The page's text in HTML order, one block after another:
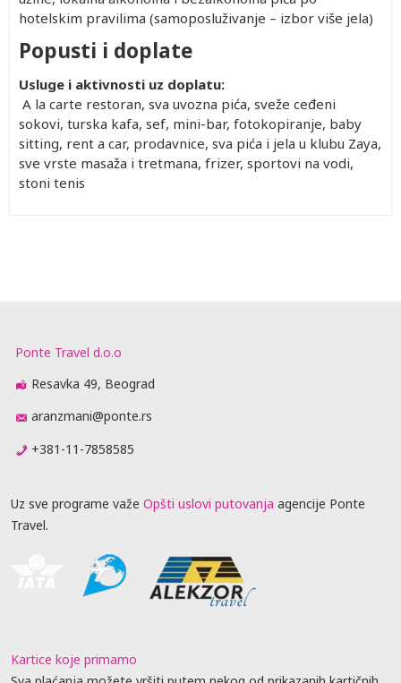
hotelskim pravilima (samoposluživanje – izbor više jela)
Popusti i doplate
Usluge i aktivnosti uz doplatu:
A la carte restoran, sva uvozna pića, sveže ceđeni
sokovi, turska kafa, sef, mini-bar, fotokopiranje, baby
sitting, rent a car, prodavnice, sva pića i jela u klubu Zaya,
sve vrste masaža i tretmana, frizer, sportovi na vodi,
stoni tenis
Ponte Travel d.o.o
Resavka 49, Beograd
aranzmani@ponte.rs
+381-11-7858585
Uz sve programe važe Opšti uslovi putovanja agencije Ponte
Travel.
Kartice koje primamo